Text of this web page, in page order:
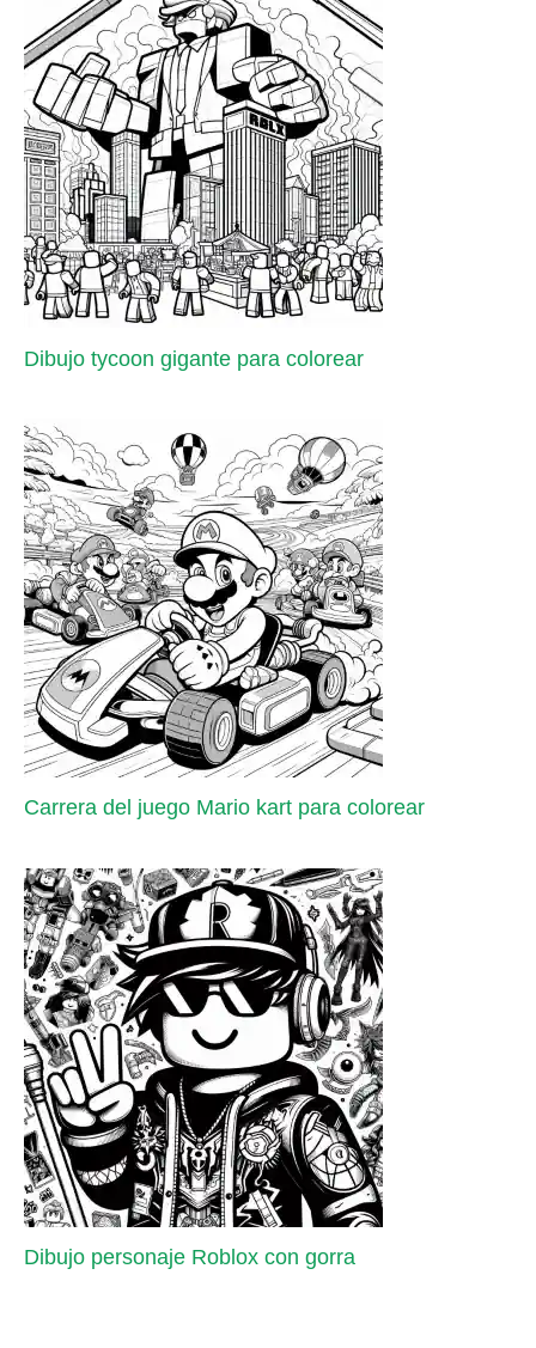
Dibujo tycoon gigante para colorear
Carrera del juego Mario kart para colorear
Dibujo personaje Roblox con gorra